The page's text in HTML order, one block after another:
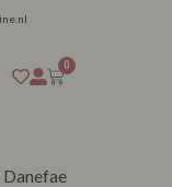
0
Danefae